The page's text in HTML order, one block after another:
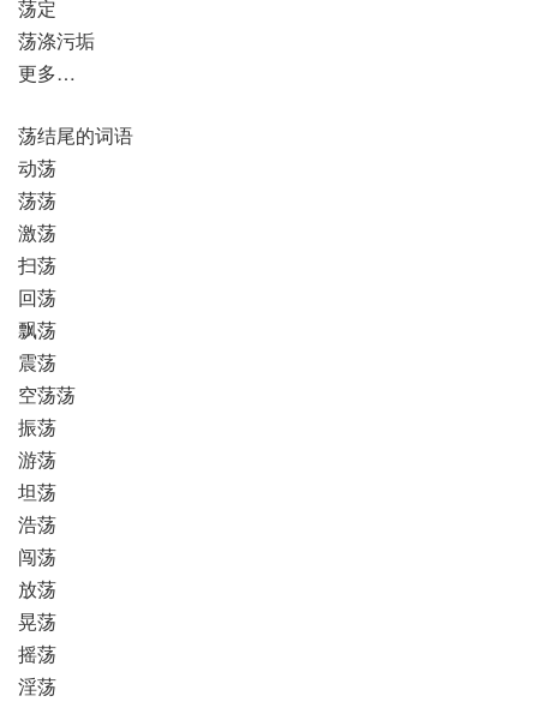
荡定
荡涤污垢
更多…
荡结尾的词语
动荡
荡荡
激荡
扫荡
回荡
飘荡
震荡
空荡荡
振荡
游荡
坦荡
浩荡
闯荡
放荡
晃荡
摇荡
淫荡